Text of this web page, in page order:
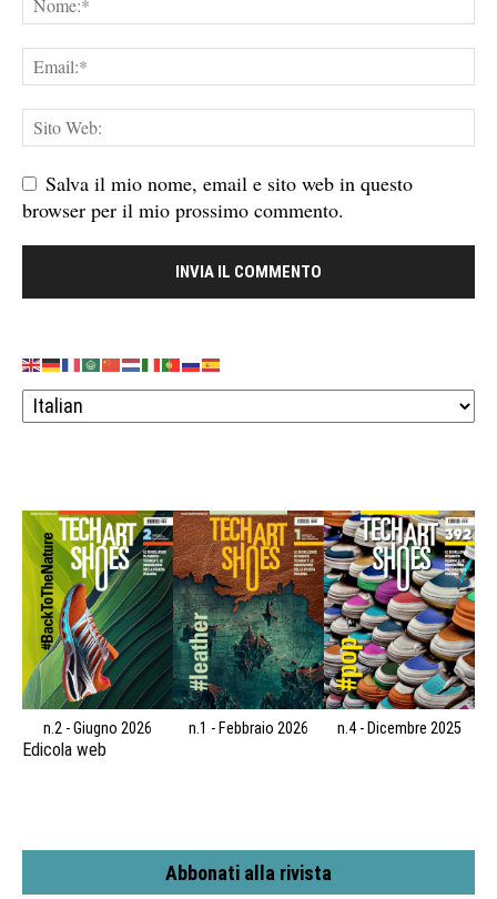
Salva il mio nome, email e sito web in questo
browser per il mio prossimo commento.
n.2 - Giugno 2026 n.1 - Febbraio 2026 n.4 - Dicembre 2025
Edicola web
Abbonati alla rivista